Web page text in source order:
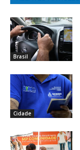
Brasil
Cidade